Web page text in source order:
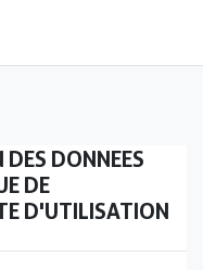
DONNEES
DE
D'UTILISATION